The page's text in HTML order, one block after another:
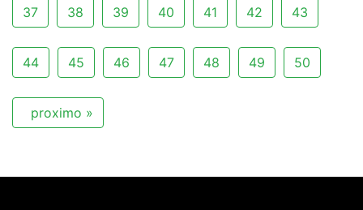
37 38 39 40 41 42 43
44 45 46 47 48 49 50
proximo »